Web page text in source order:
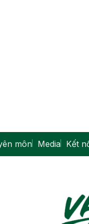
môn Media Kết